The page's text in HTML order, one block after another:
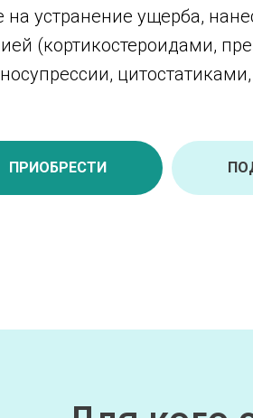
на устранение ущерба,
(кортикостероидами,
ПРИОБРЕСТИ